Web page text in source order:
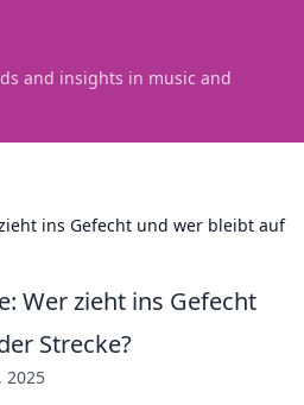
and insights in music and
ins Gefecht und wer bleibt auf
Wer zieht ins Gefecht
Strecke?
2025